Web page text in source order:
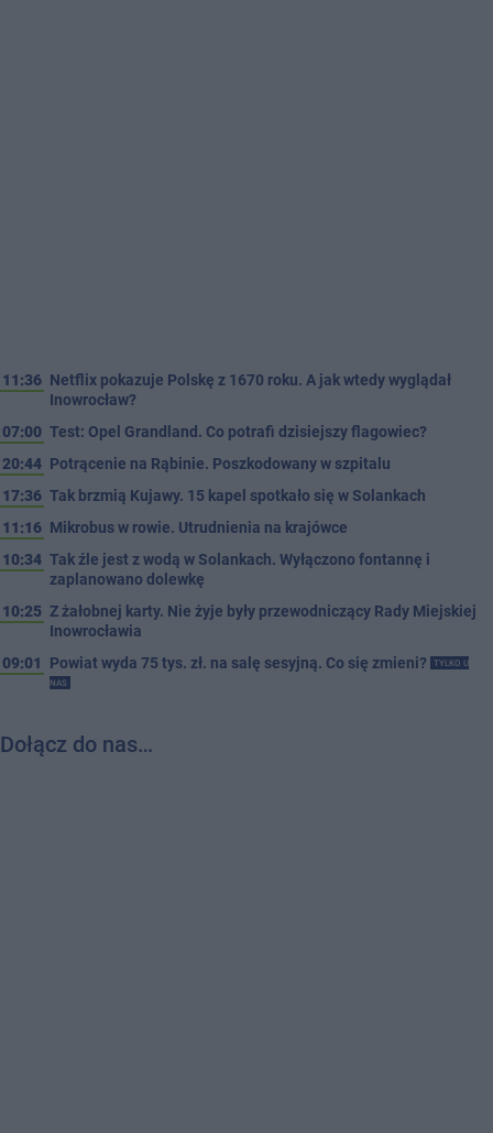
11:36 Netflix pokazuje Polskę z 1670 roku. A jak wtedy wyglądał
Inowrocław?
07:00 Test: Opel Grandland. Co potrafi dzisiejszy flagowiec?
20:44 Potrącenie na Rąbinie. Poszkodowany w szpitalu
17:36 Tak brzmią Kujawy. 15 kapel spotkało się w Solankach
11:16 Mikrobus w rowie. Utrudnienia na krajówce
10:34 Tak źle jest z wodą w Solankach. Wyłączono fontannę i
zaplanowano dolewkę
10:25 Z żałobnej karty. Nie żyje były przewodniczący Rady Miejskiej
Inowrocławia
09:01
Powiat wyda 75 tys. zł. na salę sesyjną. Co się zmieni?
TYLKO U
NAS
Dołącz do nas…